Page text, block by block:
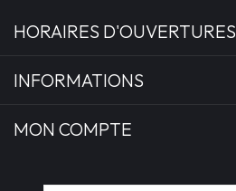
HORAIRES D'OUVERTURES
INFORMATIONS
MON COMPTE